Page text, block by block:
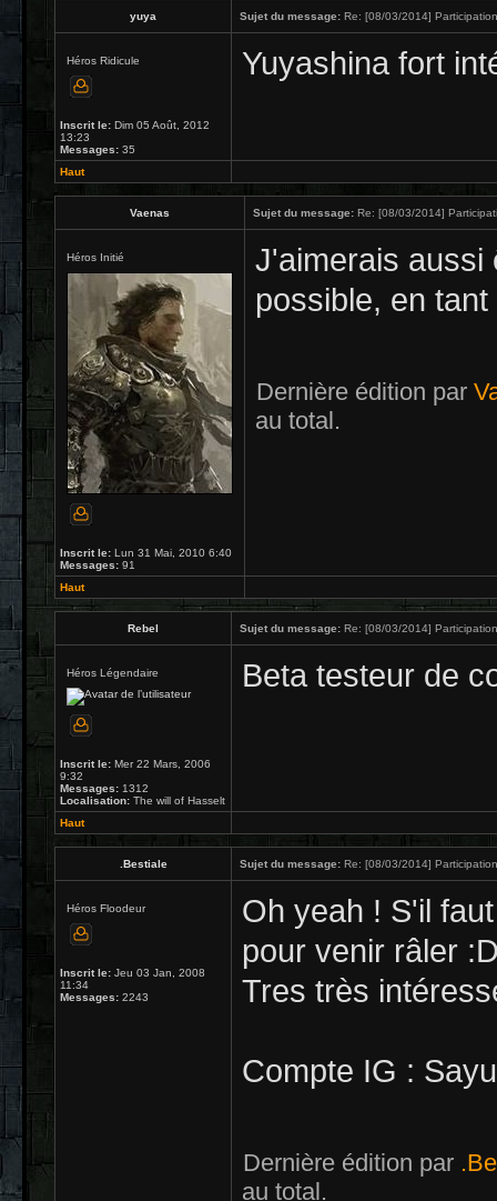
yuya Sujet du message: Re: [08/03/2014]
Héros Ridicule
Inscrit le: Dim 05 Août, 2012
13:23
Messages: 35
Yuyashina fort
Haut
Vaenas Sujet du message: Re: [08/03/2014]
Héros Initié
Inscrit le: Lun 31 Mai, 2010 6:40
Messages: 91
J'aimerais aussi
possible, en
Dernière édition par
au total.
Haut
Rebel Sujet du message: Re: [08/03/2014]
Héros Légendaire
Inscrit le: Mer 22 Mars, 2006
9:32
Messages: 1312
Localisation: The will of Hasselt
Beta testeur de
Haut
.Bestiale Sujet du message: Re: [08/03/2014]
Héros Floodeur
Inscrit le: Jeu 03 Jan, 2008
11:34
Messages: 2243
Oh yeah ! S'il
pour venir râler
Tres très
Compte IG :
Dernière édition par
au total.